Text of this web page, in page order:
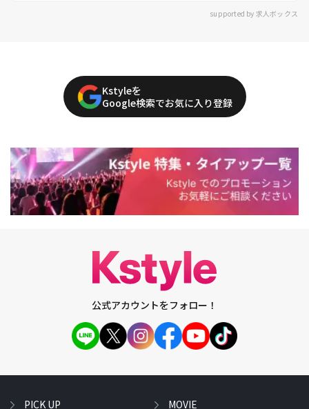
supported by 求人ボックス
Kstyleを
Google検索でお気に入り登録
公式アカウントをフォロー！
PICK UP MOVIE